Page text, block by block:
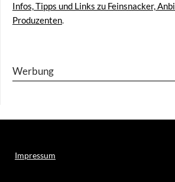
Infos, Tipps und Links zu Feinsnacker,
Produzenten.
Werbung
Impressum